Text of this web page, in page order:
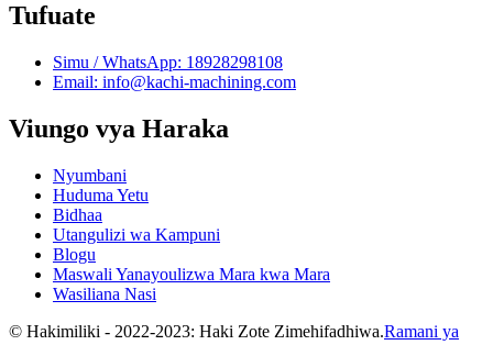
Tufuate
Simu / WhatsApp: 18928298108
Email: info@kachi-machining.com
Viungo vya Haraka
Nyumbani
Huduma Yetu
Bidhaa
Utangulizi wa Kampuni
Blogu
Maswali Yanayoulizwa Mara kwa Mara
Wasiliana Nasi
© Hakimiliki - 2022-2023: Haki Zote Zimehifadhiwa.Ramani ya